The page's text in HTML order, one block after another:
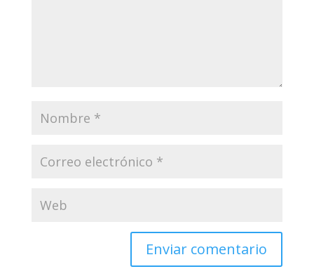
Enviar comentario